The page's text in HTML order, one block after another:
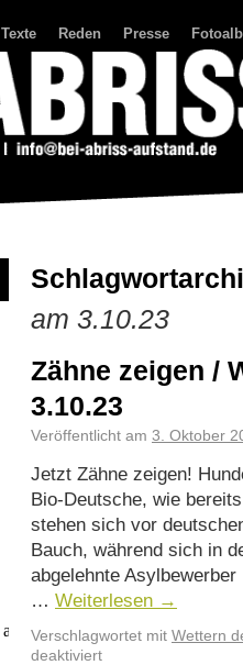
Texte Reden Presse
am 3.10.23
Zähne zeigen /
3.10.23
Veröffentlicht am 3. Oktober
Jetzt Zähne zeigen!
Bio-Deutsche, wie
stehen sich vor
Bauch, während sich in
abgelehnte
… Weiterlesen →
Verschlagwortet mit Wettern
deaktiviert